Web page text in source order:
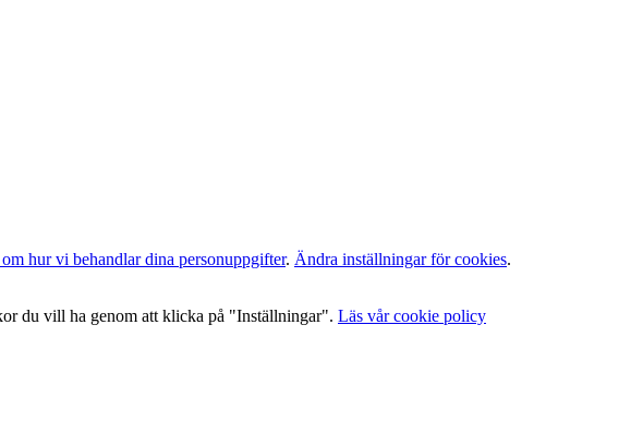
hur vi behandlar dina personuppgifter. Ändra inställningar för cookies.
du vill ha genom att klicka på "Inställningar". Läs vår cookie policy